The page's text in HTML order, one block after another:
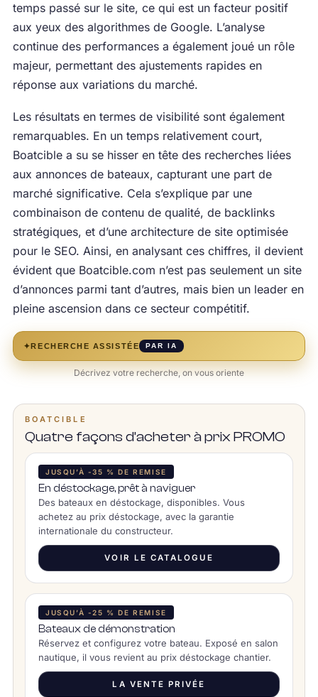
temps passé sur le site, ce qui est un facteur positif
aux yeux des algorithmes de Google. L’analyse
continue des performances a également joué un rôle
majeur, permettant des ajustements rapides en
réponse aux variations du marché.
Les résultats en termes de visibilité sont également
remarquables. En un temps relativement court,
Boatcible a su se hisser en tête des recherches liées
aux annonces de bateaux, capturant une part de
marché significative. Cela s’explique par une
combinaison de contenu de qualité, de backlinks
stratégiques, et d’une architecture de site optimisée
pour le SEO. Ainsi, en analysant ces chiffres, il devient
évident que Boatcible.com n’est pas seulement un site
d’annonces parmi tant d’autres, mais bien un leader en
pleine ascension dans ce secteur compétitif.
✦RECHERCHE ASSISTÉE PAR IA
Décrivez votre recherche, on vous oriente
BOATCIBLE
Quatre façons d’acheter à prix PROMO
JUSQU’À -35 % DE REMISE
En déstockage, prêt à naviguer
Des bateaux en déstockage, disponibles. Vous
achetez au prix déstockage, avec la garantie
internationale du constructeur.
VOIR LE CATALOGUE
JUSQU’À -25 % DE REMISE
Bateaux de démonstration
Réservez et configurez votre bateau. Exposé en salon
nautique, il vous revient au prix déstockage chantier.
LA VENTE PRIVÉE